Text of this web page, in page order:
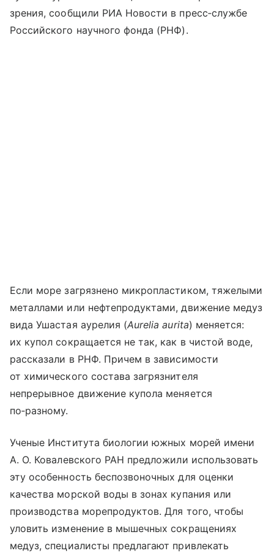
зрения, сообщили РИА Новости в пресс‑службе
Российского научного фонда (РНФ).
Если море загрязнено микропластиком, тяжелыми
металлами или нефтепродуктами, движение медуз
вида Ушастая аурелия (Aurelia aurita) меняется:
их купол сокращается не так, как в чистой воде,
рассказали в РНФ. Причем в зависимости
от химического состава загрязнителя
непрерывное движение купола меняется
по‑разному.
Ученые Института биологии южных морей имени
А. О. Ковалевского РАН предложили использовать
эту особенность беспозвоночных для оценки
качества морской воды в зонах купания или
производства морепродуктов. Для того, чтобы
уловить изменение в мышечных сокращениях
медуз, специалисты предлагают привлекать